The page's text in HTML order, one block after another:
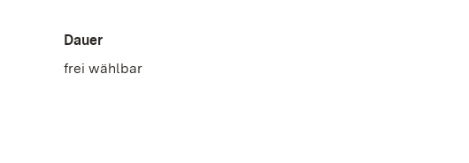
Dauer
frei wählbar